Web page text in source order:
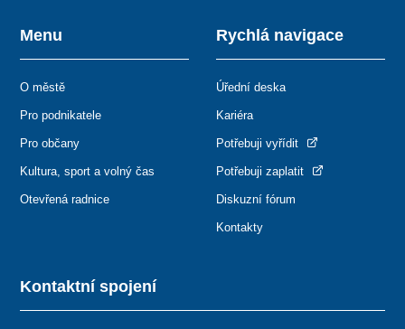
Kontaktní spojení
Menu
O městě
Pro podnikatele
Pro občany
Kultura, sport a volný čas
Otevřená radnice
Rychlá navigace
Úřední deska
Kariéra
Potřebuji vyřídit
Potřebuji zaplatit
Diskuzní fórum
Kontakty